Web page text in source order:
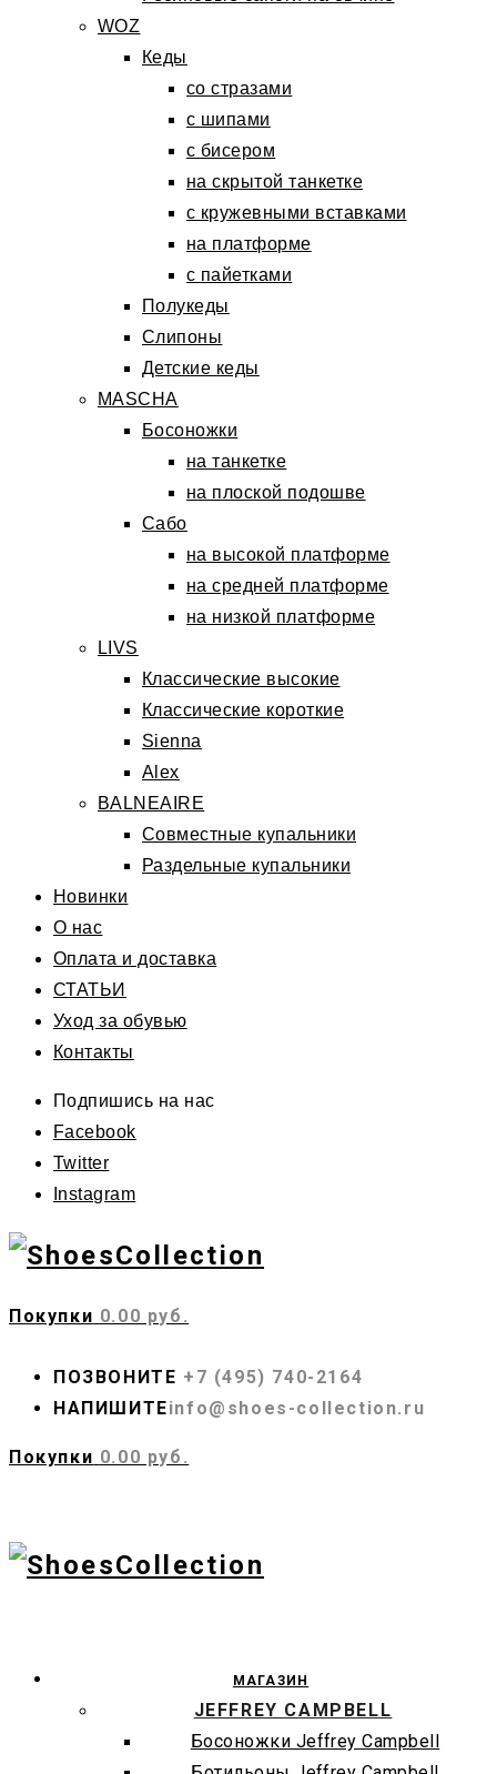
WOZ
Кеды
со стразами
с шипами
с бисером
на скрытой танкетке
с кружевными вставками
на платформе
с пайетками
Полукеды
Слипоны
Детские кеды
MASCHA
Босоножки
на танкетке
на плоской подошве
Сабо
на высокой платформе
на средней платформе
на низкой платформе
LIVS
Классические высокие
Классические короткие
Sienna
Alex
BALNEAIRE
Совместные купальники
Раздельные купальники
Новинки
О нас
Оплата и доставка
СТАТЬИ
Уход за обувью
Контакты
Подпишись на нас
Facebook
Twitter
Instagram
Покупки 0.00 руб.
ПОЗВОНИТЕ +7 (495) 740-2164
НАПИШИТЕinfo@shoes-collection.ru
Покупки 0.00 руб.
МАГАЗИН
JEFFREY CAMPBELL
Босоножки Jeffrey Campbell